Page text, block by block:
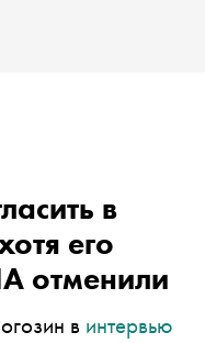
в
его
отменили
в интервью